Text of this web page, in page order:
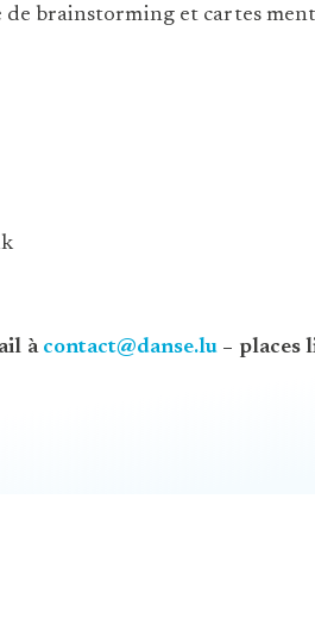
de brainstorming et cartes
à contact@danse.lu – places